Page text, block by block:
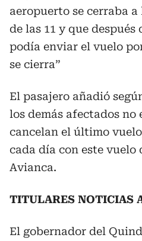
aeropuerto se cerraba a
de las 11 y que después
podía enviar el vuelo
se cierra”
El pasajero añadió
los demás afectados no
cancelan el último
cada día con este vuelo
Avianca.
TITULARES NOTICIAS
El gobernador del